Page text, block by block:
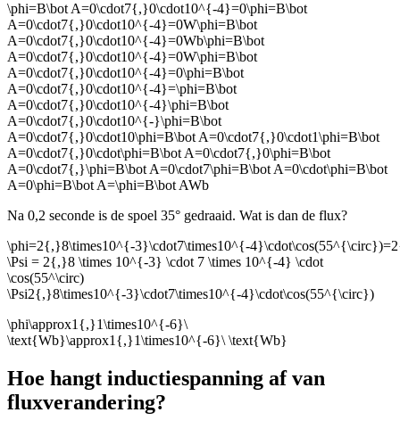
\phi=B\bot A=0\cdot7{,}0\cdot10^{-4}=0\phi=B\bot
A=0\cdot7{,}0\cdot10^{-4}=0W\phi=B\bot
A=0\cdot7{,}0\cdot10^{-4}=0Wb\phi=B\bot
A=0\cdot7{,}0\cdot10^{-4}=0W\phi=B\bot
A=0\cdot7{,}0\cdot10^{-4}=0\phi=B\bot
A=0\cdot7{,}0\cdot10^{-4}=\phi=B\bot
A=0\cdot7{,}0\cdot10^{-4}\phi=B\bot
A=0\cdot7{,}0\cdot10^{-}\phi=B\bot
A=0\cdot7{,}0\cdot10\phi=B\bot A=0\cdot7{,}0\cdot1\phi=B\bot
A=0\cdot7{,}0\cdot\phi=B\bot A=0\cdot7{,}0\phi=B\bot
A=0\cdot7{,}\phi=B\bot A=0\cdot7\phi=B\bot A=0\cdot\phi=B\bot
A=0\phi=B\bot A=\phi=B\bot AWb
Na 0,2 seconde is de spoel 35° gedraaid. Wat is dan de flux?
\phi=2{,}8\times10^{-3}\cdot7\times10^{-
\Psi = 2{,}8 \times 10^{-3} \cdot 7 \times 10^{-4} \cdot
\cos(55^\circ)
\Psi2{,}8\times10^{-3}\cdot7\times10^{-4}\cdot\cos(55^{\circ})
\phi\approx1{,}1\times10^{-6}\
\text{Wb}\approx1{,}1\times10^{-6}\ \text{Wb}
Hoe hangt inductiespanning af van
fluxverandering?